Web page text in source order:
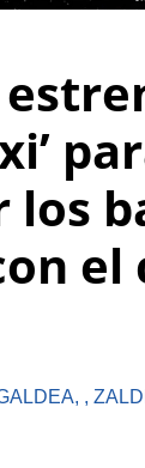
los
el
, ,